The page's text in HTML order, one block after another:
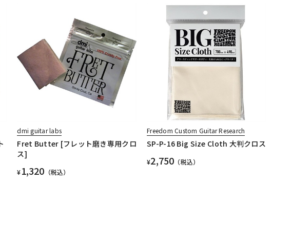
dmi guitar labs
Fret Butter [フレット磨き専用クロ
ス]
¥1,320 （税込）
Freedom Custom Guitar Research
SP-P-16 Big Size Cloth 大判クロス
¥2,750 （税込）